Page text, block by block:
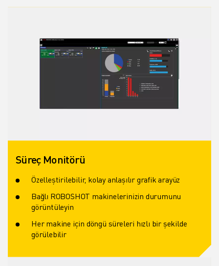
Süreç Monitörü
Özelleştirilebilir, kolay anlaşılır grafik arayüz
Bağlı ROBOSHOT makinelerinizin durumunu
görüntüleyin
Her makine için döngü süreleri hızlı bir şekilde
görülebilir